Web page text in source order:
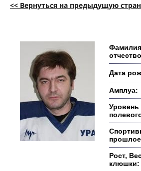
<< Вернуться на предыдущую
Дата
Амплуа:
Уровень
Рост,
клюшки: